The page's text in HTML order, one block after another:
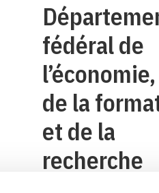
fédéral de
l’économie,
de la
et de la
recherche